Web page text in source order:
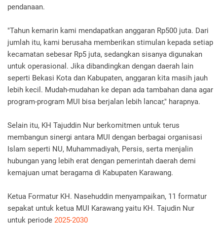
pendanaan.
"Tahun kemarin kami mendapatkan anggaran Rp500 juta. Dari
jumlah itu, kami berusaha memberikan stimulan kepada setiap
kecamatan sebesar Rp5 juta, sedangkan sisanya digunakan
untuk operasional. Jika dibandingkan dengan daerah lain
seperti Bekasi Kota dan Kabupaten, anggaran kita masih jauh
lebih kecil. Mudah-mudahan ke depan ada tambahan dana agar
program-program MUI bisa berjalan lebih lancar," harapnya.
Selain itu, KH Tajuddin Nur berkomitmen untuk terus
membangun sinergi antara MUI dengan berbagai organisasi
Islam seperti NU, Muhammadiyah, Persis, serta menjalin
hubungan yang lebih erat dengan pemerintah daerah demi
kemajuan umat beragama di Kabupaten Karawang.
Ketua Formatur KH. Nasehuddin menyampaikan, 11 formatur
sepakat untuk ketua MUI Karawang yaitu KH. Tajudin Nur
untuk periode 2025-2030